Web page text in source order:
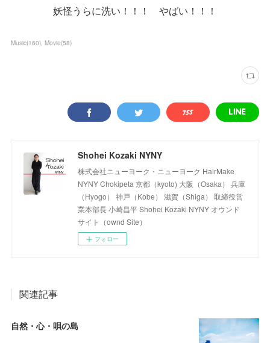
妖怪うらに洗い！！！ やばい！！！
Music(160) Movie(58)
Shohei Kozaki NYNY
株式会社ニューヨーク・ニューヨーク HairMake
NYNY Chokipeta 京都（kyoto) 大阪（Osaka） 兵庫
（Hyogo） 神戸（Kobe） 滋賀（Shiga） 取締役営
業本部長 小崎昌平 Shohei Kozaki NYNY オウンド
サイト（ownd Site）
フォロー
関連記事
自然・心・唄の島